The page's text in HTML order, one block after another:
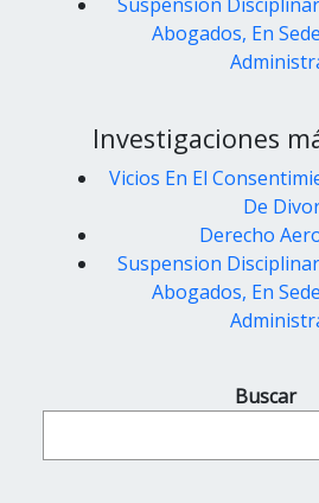
Abogados, En
Investigaciones
Vicios En El
De
Derecho
Suspension
Abogados, En
Buscar